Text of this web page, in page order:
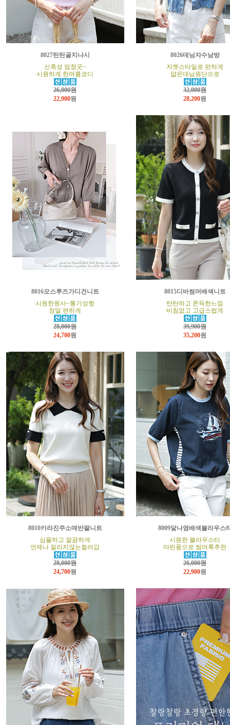
8027틴틴골지나시
신축성 엄청굿~
시원하게 한여름코디
26,000원
22,900원
8026데님자수남방
자켓스타일로 편하게
얇은데님원단으로
32,000원
28,200원
8016모스루즈가디건니트
시원한원사~통기성짱
정말 편하게
28,000원
24,700원
8015디바썸머배색니트
탄탄하고 쫀득한느낌
비침없고 고급스럽게
39,900원
35,200원
8010카라진주소매반팔니트
심플하고 깔끔하게
언제나 질리지않는컬러감
28,000원
24,700원
8009닻나염배색블라우스
시원한 블라우스티
마린풍으로 썸머룩추천
26,000원
22,900원